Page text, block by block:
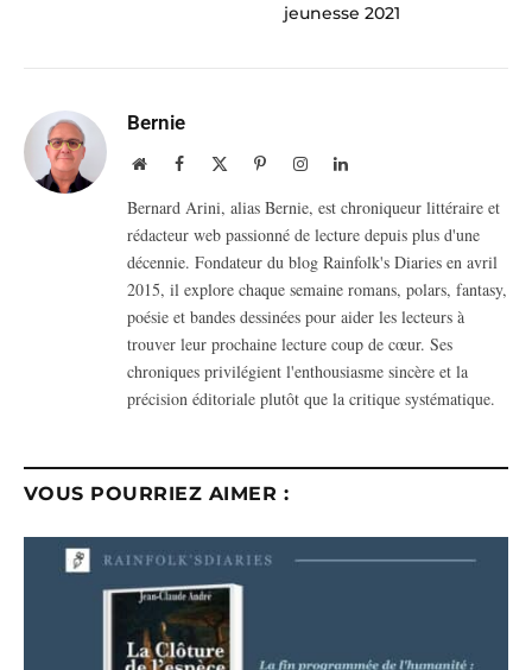
jeunesse 2021
Bernie
WebsiteFacebook PinterestInstagramLinkedIn
Bernard Arini, alias Bernie, est chroniqueur littéraire et
rédacteur web passionné de lecture depuis plus d'une
décennie. Fondateur du blog Rainfolk's Diaries en avril
2015, il explore chaque semaine romans, polars, fantasy,
poésie et bandes dessinées pour aider les lecteurs à
trouver leur prochaine lecture coup de cœur. Ses
chroniques privilégient l'enthousiasme sincère et la
précision éditoriale plutôt que la critique systématique.
VOUS POURRIEZ AIMER :